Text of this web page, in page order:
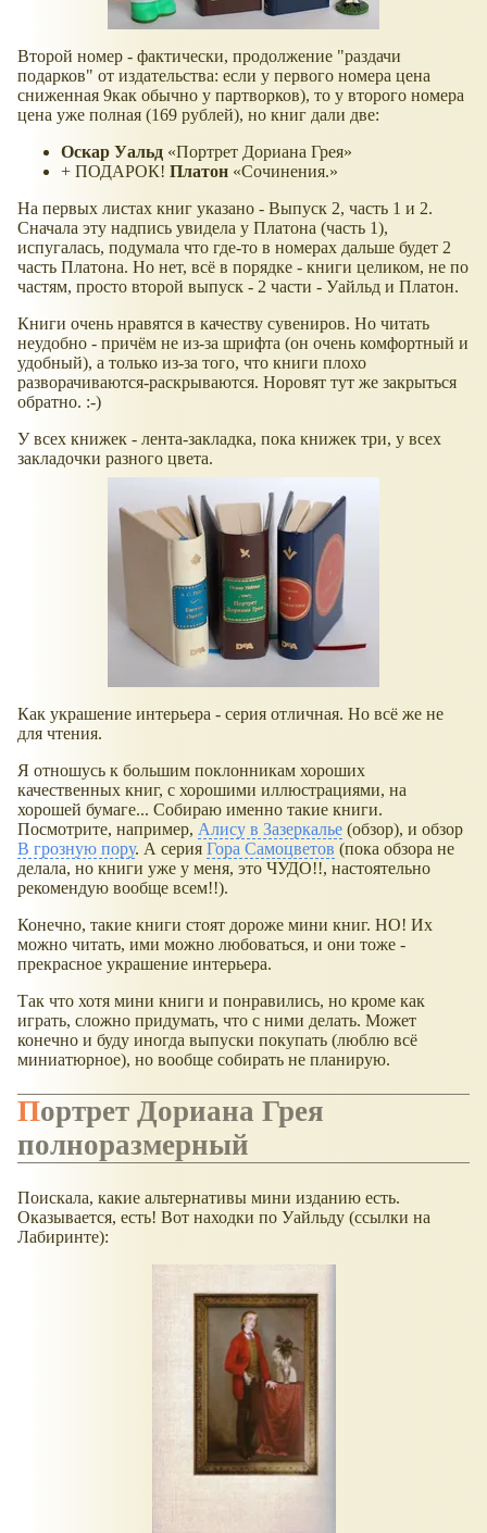
Второй номер - фактически, продолжение "раздачи
подарков" от издательства: если у первого номера цена
сниженная 9как обычно у партворков), то у второго номера
цена уже полная (169 рублей), но книг дали две:
Оскар Уальд
Портрет Дориана Грея
+ ПОДАРОК! Платон
Сочинения.
На первых листах книг указано - Выпуск 2, часть 1 и 2.
Сначала эту надпись увидела у Платона (часть 1),
испугалась, подумала что где-то в номерах дальше будет 2
часть Платона. Но нет, всё в порядке - книги целиком, не по
частям, просто второй выпуск - 2 части - Уайльд и Платон.
Книги очень нравятся в качеству сувениров. Но читать
неудобно - причём не из-за шрифта (он очень комфортный и
удобный), а только из-за того, что книги плохо
разворачиваются-раскрываются. Норовят тут же закрыться
обратно. :-)
У всех книжек - лента-закладка, пока книжек три, у всех
закладочки разного цвета.
Как украшение интерьера - серия отличная. Но всё же не
для чтения.
Я отношусь к большим поклонникам хороших
качественных книг, с хорошими иллюстрациями, на
хорошей бумаге... Собираю именно такие книги.
Посмотрите, например, Алису в Зазеркалье (обзор), и обзор
В грозную пору. А серия Гора Самоцветов (пока обзора не
делала, но книги уже у меня, это ЧУДО!!, настоятельно
рекомендую вообще всем!!).
Конечно, такие книги стоят дороже мини книг. НО! Их
можно читать, ими можно любоваться, и они тоже -
прекрасное украшение интерьера.
Так что хотя мини книги и понравились, но кроме как
играть, сложно придумать, что с ними делать. Может
конечно и буду иногда выпуски покупать (люблю всё
миниатюрное), но вообще собирать не планирую.
Портрет Дориана Грея
полноразмерный
Поискала, какие альтернативы мини изданию есть.
Оказывается, есть! Вот находки по Уайльду (ссылки на
Лабиринте):